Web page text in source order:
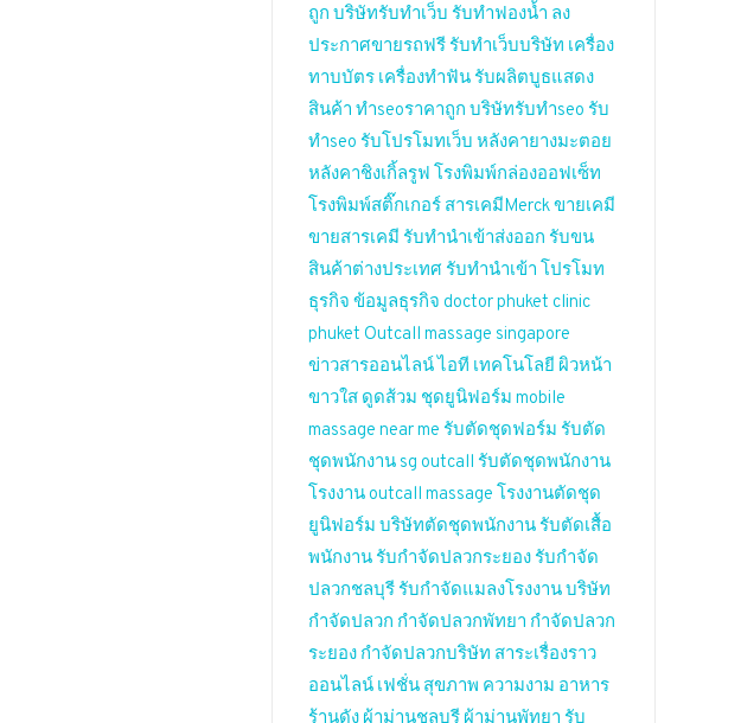
ถูก บริษัทรับทำเว็บ รับทำฟองน้ำ ลง
ประกาศขายรถฟรี รับทำเว็บบริษัท เครื่อง
ทาบบัตร เครื่องทำฟัน รับผลิตบูธแสดง
สินค้า ทำseoราคาถูก บริษัทรับทำseo รับ
ทำseo รับโปรโมทเว็บ หลังคายางมะตอย
หลังคาชิงเกิ้ลรูฟ โรงพิมพ์กล่องออฟเซ็ท
โรงพิมพ์สติ๊กเกอร์ สารเคมีMerckขายเคมี
ขายสารเคมี รับทำนำเข้าส่งออก รับขน
สินค้าต่างประเทศ รับทำนำเข้า โปรโมท
ธุรกิจ ข้อมูลธุรกิจ doctor phuket clinic
phuket Outcall massage singapore
ข่าวสารออนไลน์ไอที เทคโนโลยี ผิวหน้า
ขาวใส ดูดส้วม ชุดยูนิฟอร์ม mobile
massage near me รับตัดชุดฟอร์ม รับตัด
ชุดพนักงาน sg outcall รับตัดชุดพนักงาน
โรงงาน outcall massage โรงงานตัดชุด
ยูนิฟอร์ม บริษัทตัดชุดพนักงาน รับตัดเสื้อ
พนักงาน รับกำจัดปลวกระยอง รับกำจัด
ปลวกชลบุรี รับกำจัดแมลงโรงงานบริษัท
กำจัดปลวก กำจัดปลวกพัทยา กำจัดปลวก
ระยอง กำจัดปลวกบริษัท สาระเรื่องราว
ออนไลน์ เฟชั่น สุขภาพ ความงาม อาหาร